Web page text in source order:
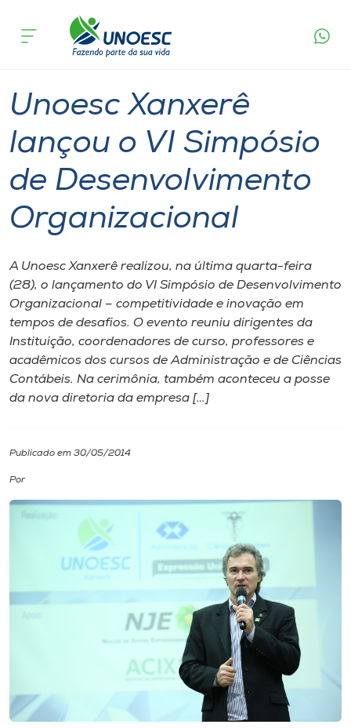
Cursos
Pesquisa
Atendimento ao Estudante
Portal de Ensino
A
Unoesc
Internacionalização
I.nova
Cultura
Biblioteca
Museu
acontece
Unoesc Xanxerê
lançou o VI Simpósio
de Desenvolvimento
Organizacional
A Unoesc Xanxerê realizou, na última quarta-feira
(28), o lançamento do VI Simpósio de Desenvolvimento
Organizacional – competitividade e inovação em
tempos de desafios. O evento reuniu dirigentes da
Instituição, coordenadores de curso, professores e
acadêmicos dos cursos de Administração e de Ciências
Contábeis. Na cerimônia, também aconteceu a posse
da nova diretoria da empresa […]
Publicado em 30/05/2014
Por